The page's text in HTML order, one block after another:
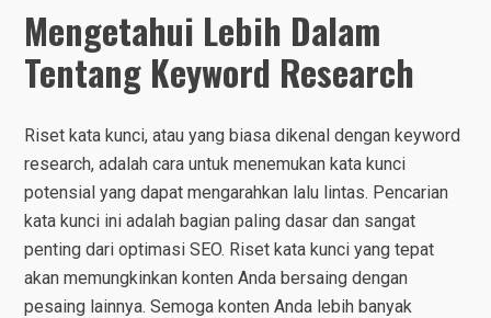
Mengetahui Lebih Dalam
Tentang Keyword Research
Riset kata kunci, atau yang biasa dikenal dengan keyword
research, adalah cara untuk menemukan kata kunci
potensial yang dapat mengarahkan lalu lintas. Pencarian
kata kunci ini adalah bagian paling dasar dan sangat
penting dari optimasi SEO. Riset kata kunci yang tepat
akan memungkinkan konten Anda bersaing dengan
pesaing lainnya. Semoga konten Anda lebih banyak